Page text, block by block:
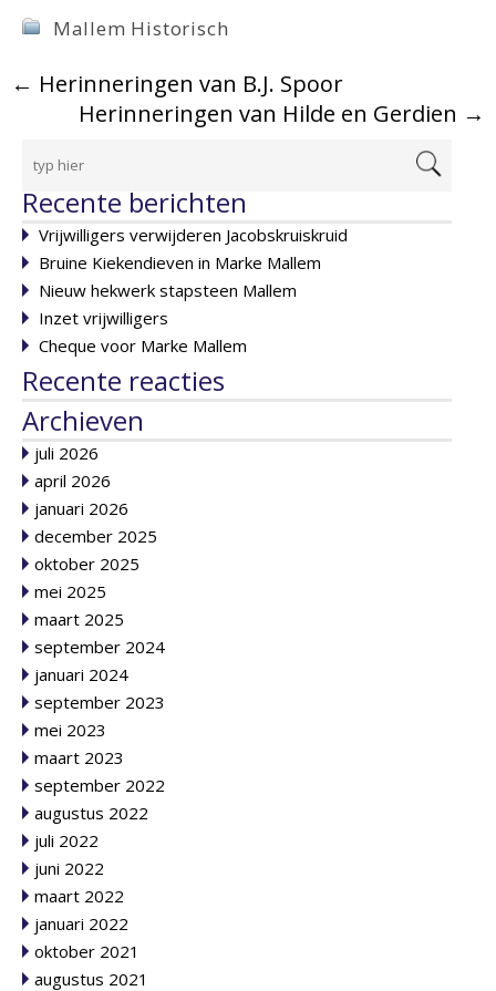
Mallem Historisch
← Herinneringen van B.J. Spoor
Herinneringen van Hilde en Gerdien →
Recente berichten
Vrijwilligers verwijderen Jacobskruiskruid
Bruine Kiekendieven in Marke Mallem
Nieuw hekwerk stapsteen Mallem
Inzet vrijwilligers
Cheque voor Marke Mallem
Recente reacties
Archieven
juli 2026
april 2026
januari 2026
december 2025
oktober 2025
mei 2025
maart 2025
september 2024
januari 2024
september 2023
mei 2023
maart 2023
september 2022
augustus 2022
juli 2022
juni 2022
maart 2022
januari 2022
oktober 2021
augustus 2021